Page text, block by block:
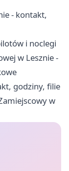
- kontakt,
i noclegi
w Lesznie -
godziny, filie
w